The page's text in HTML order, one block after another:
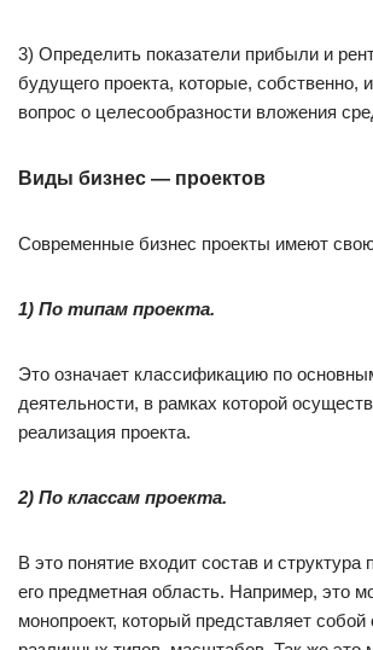
3) Определить показатели прибыли и
будущего проекта, которые, собственно,
вопрос о целесообразности вложения
Виды бизнес — проектов
Современные бизнес проекты имеют
1) По типам проекта.
Это означает классификацию по
деятельности, в рамках которой
реализация проекта.
2) По классам проекта.
В это понятие входит состав и структура
его предметная область. Например, это
монопроект, который представляет